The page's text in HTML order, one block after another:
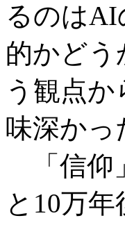
るのはAI
的かど
う観点
味深かっ
「信仰
と10万